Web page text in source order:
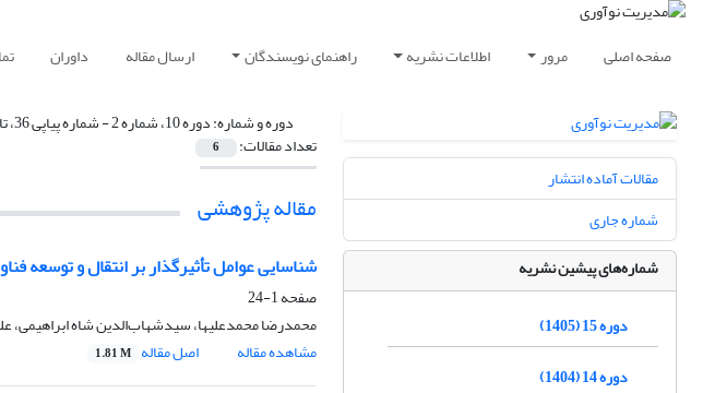
صفحه اصلی مرور اطلاعات نشریه راهنمای نویسندگان ارسال مقاله داوران
دوره و شماره:دوره 10، شماره 2 - شماره پیاپی 36، تابستان 1400
تعداد مقالات: 6
مقاله پژوهشی
شناسایی عوامل تأثیرگذار بر انتقال و توسعه
صفحه1-24
محمدرضا محمدعلیها، سیدشهاب‌الدین شاه ابراهیمی،
مشاهده مقاله
اصل مقاله 1.81 M
مقالات آماده انتشار
شماره جاری
شماره‌های پیشین نشریه
دوره 15 (1405)
دوره 14 (1404)